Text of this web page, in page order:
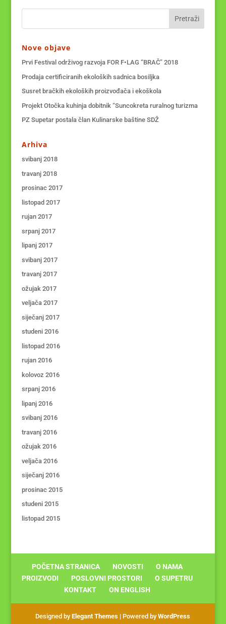
Nove objave
Prvi Festival održivog razvoja FOR F•LAG “BRAČ” 2018
Prodaja certificiranih ekoloških sadnica bosiljka
Susret bračkih ekoloških proizvođača i ekoškola
Projekt Otočka kuhinja dobitnik “Suncokreta ruralnog turizma
PZ Supetar postala član Kulinarske baštine SDŽ
Arhiva
svibanj 2018
travanj 2018
prosinac 2017
listopad 2017
rujan 2017
srpanj 2017
lipanj 2017
svibanj 2017
travanj 2017
ožujak 2017
veljača 2017
siječanj 2017
studeni 2016
listopad 2016
rujan 2016
kolovoz 2016
srpanj 2016
lipanj 2016
svibanj 2016
travanj 2016
ožujak 2016
veljača 2016
siječanj 2016
prosinac 2015
studeni 2015
listopad 2015
POČETNA STRANICA NOVOSTI
O NAMA
PROIZVODI
POSLOVNI PROSTORI
O SUPETRU
KONTAKT
ON ENGLISH
Designed byElegant Themes | Powered byWordPress